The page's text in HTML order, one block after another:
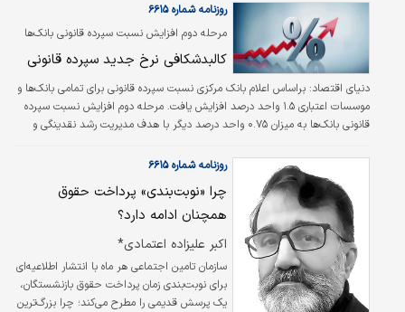
۱۳۹۶، در بیشتر سال‌ها منفی بوده است. تداوم نرخ‌های منفی، از یک‌سو به تضعیف
نظام بانکی و از سوی دیگر به تشدید فشارهای تورمی کمک کرده است. بررسی آمارها
نشان…
مرحله دوم افزایش نسبت سپرده قانونی بانک‌ها
روزنامه شماره ۶۶۱۵
کالبدشکافی نرخ جدید سپرده قانونی
دنیای اقتصاد: براساس اعلام بانک مرکزی نسبت سپرده قانونی برای تمامی بانک‌ها و
موسسات اعتباری ۱.۵ واحد درصد افزایش یافت. مرحله دوم افزایش نسبت سپرده
قانونی بانک‌ها به میزان ۰.۷۵ واحد درصد دیگر با هدف مدیریت رشد نقدینگی و
درصد، این نسبت طی دو مرحله ۱.۵ واحد درصد افزایش یافت. روزنامه شماره ۶۶۱۵
چرا «نوبت‌بندی» پرداخت حقوق
همچنان ادامه دارد؟
اکبر علیزاده اعتمادی*
سازمان تامین اجتماعی هر ماه با انتشار اطلاعیه‌ای
برای نوبت‌بندی زمان پرداخت حقوق بازنشستگان،
یک پرسش قدیمی را مطرح می‌کند؛ چرا بزرگ‌ترین